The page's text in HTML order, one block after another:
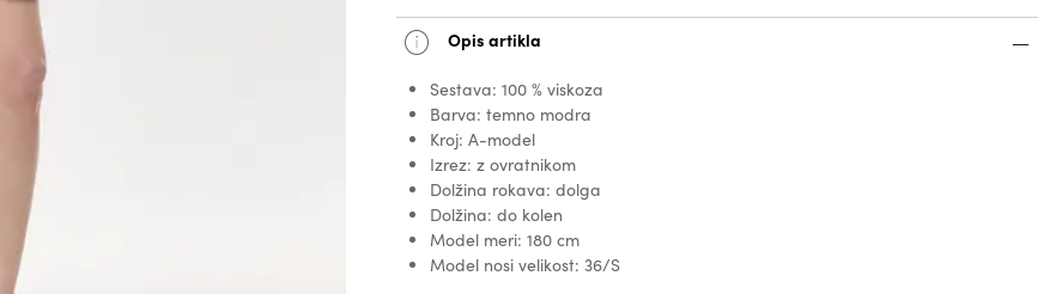
Opis artikla
Sestava: 100 % viskoza
Barva: temno modra
Kroj: A-model
Izrez: z ovratnikom
Dolžina rokava: dolga
Dolžina: do kolen
Model meri: 180 cm
Model nosi velikost: 36/S